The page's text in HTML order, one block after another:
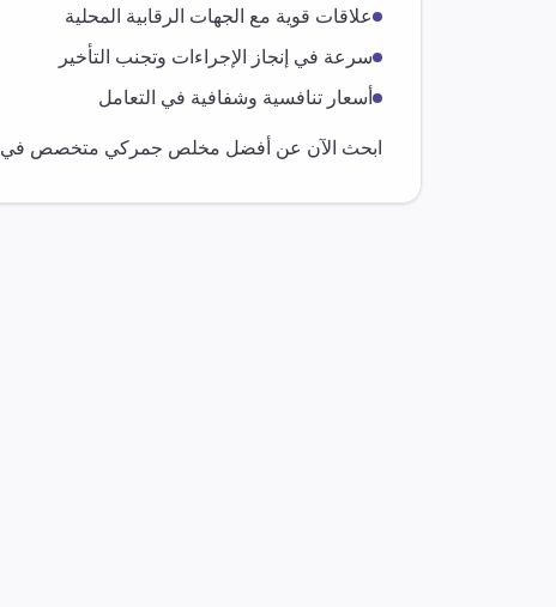
علاقات قوية مع الجهات الرقابية المحلية
سرعة في إنجاز الإجراءات وتجنب التأخير
أسعار تنافسية وشفافية في التعامل
ابحث الآن عن أفضل مخلص جمركي متخصص في